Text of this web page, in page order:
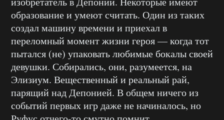
образование и умеют считать. Один из таких
создал машину времени и приехал в
переломный момент жизни героя — когда тот
пытался (не) упаковать любимые бокалы своей
девушки. Собирались, они, разумеется, на
Элизиум. Вещественный и реальный рай,
парящий над Депонией. В общем ничего из
событий первых игр даже не начиналось, но